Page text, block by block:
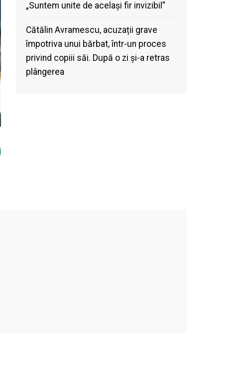
„Suntem unite de același fir invizibil”
Cătălin Avramescu, acuzații grave
împotriva unui bărbat, într-un proces
privind copiii săi. După o zi și-a retras
plângerea